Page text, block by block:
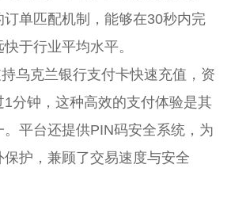
单匹配机制，能够在30秒内完
于行业平均水平。
乌克兰银行支付卡快速充值，资
分钟，这种高效的支付体验是其
平台还提供PIN码安全系统，为
护，兼顾了交易速度与安全